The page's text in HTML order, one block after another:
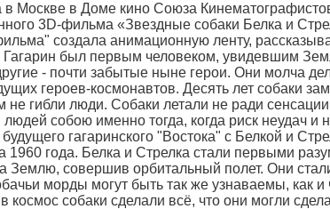
в Москве в Доме кино Союза
3D-фильма «Звездные собаки Белка и
создала анимационную ленту,
Гагарин был первым человеком, увидевшим
- почти забытые ныне герои. Они молча
героев-космонавтов. Десять лет собаки
не гибли люди. Собаки летали не ради
собою именно тогда, когда риск неудач и
гагаринского "Востока" c Белкой и
1960 года. Белка и Стрелка стали первыми
Землю, совершив орбитальный полет. Они
морды могут быть так же узнаваемы, как
космос собаки сделали всё, что они могли